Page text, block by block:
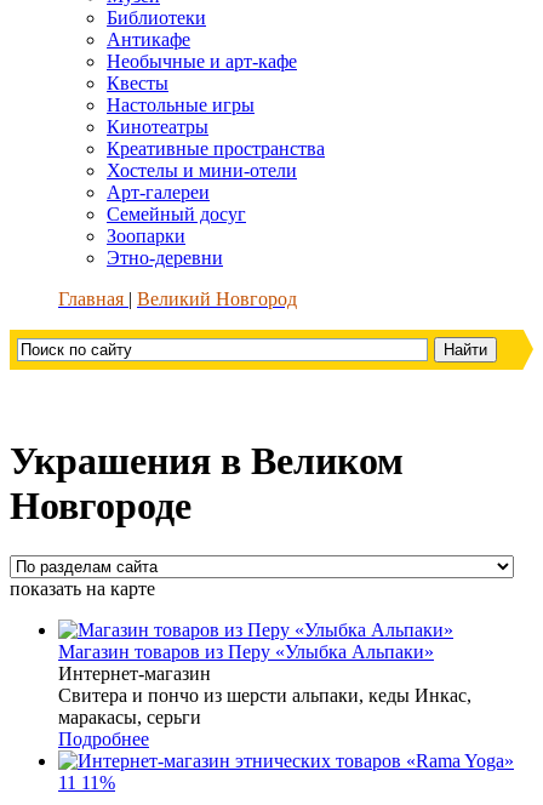
Библиотеки
Антикафе
Необычные и арт-кафе
Квесты
Настольные игры
Кинотеатры
Креативные пространства
Хостелы и мини-отели
Арт-галереи
Семейный досуг
Зоопарки
Этно-деревни
Главная
Великий Новгород
Украшения в Великом
Новгороде
показать на карте
Магазин товаров из Перу «Улыбка Альпаки»
Интернет-магазин
Свитера и пончо из шерсти альпаки, кеды Инкас,
маракасы, серьги
Подробнее
11 11%